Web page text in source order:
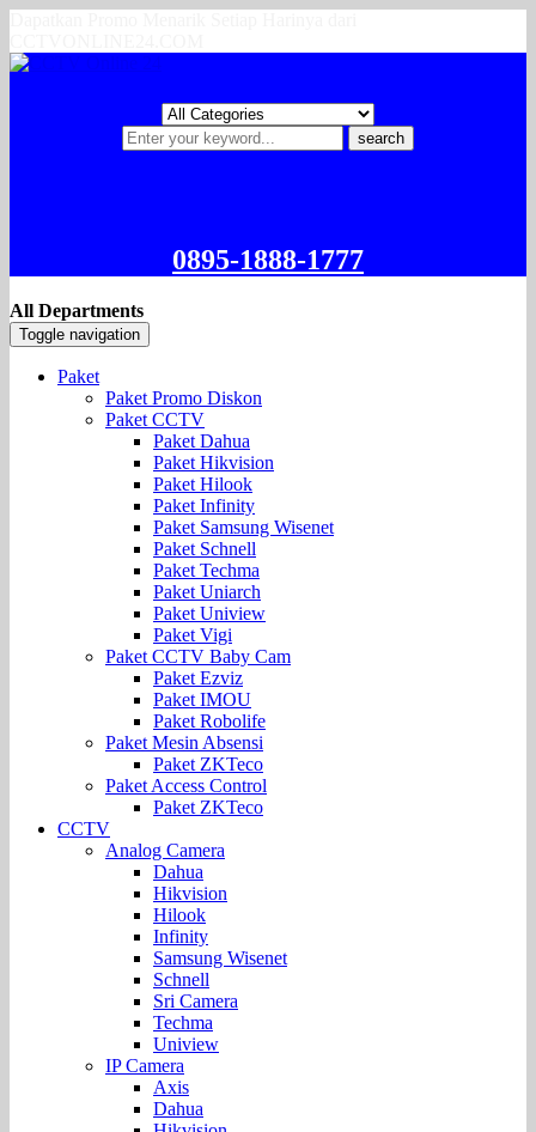
search
0895-1888-1777
All Departments
Toggle navigation
Paket
Paket Promo Diskon
Paket CCTV
Paket Dahua
Paket Hikvision
Paket Hilook
Paket Infinity
Paket Samsung Wisenet
Paket Schnell
Paket Techma
Paket Uniarch
Paket Uniview
Paket Vigi
Paket CCTV Baby Cam
Paket Ezviz
Paket IMOU
Paket Robolife
Paket Mesin Absensi
Paket ZKTeco
Paket Access Control
Paket ZKTeco
CCTV
Analog Camera
Dahua
Hikvision
Hilook
Infinity
Samsung Wisenet
Schnell
Sri Camera
Techma
Uniview
IP Camera
Axis
Dahua